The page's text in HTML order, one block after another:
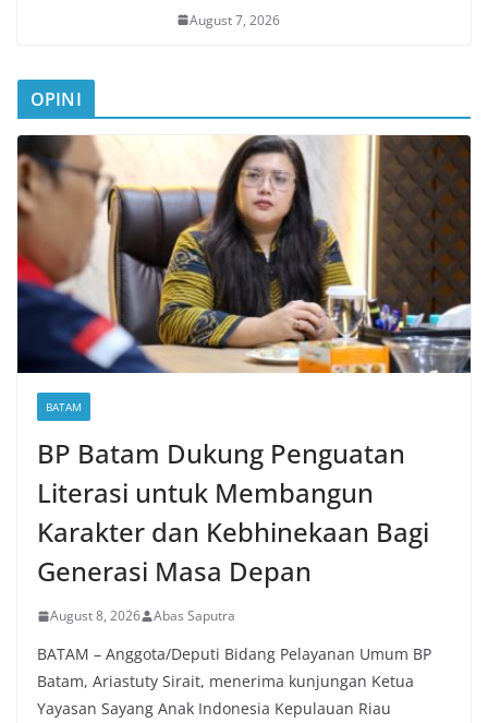
August 7, 2026
OPINI
BATAM
BP Batam Dukung Penguatan
Literasi untuk Membangun
Karakter dan Kebhinekaan Bagi
Generasi Masa Depan
August 8, 2026 Abas Saputra
BATAM – Anggota/Deputi Bidang Pelayanan Umum BP
Batam, Ariastuty Sirait, menerima kunjungan Ketua
Yayasan Sayang Anak Indonesia Kepulauan Riau